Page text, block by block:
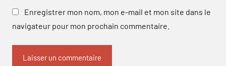
Enregistrer mon nom, mon e-mail et mon site dans le
navigateur pour mon prochain commentaire.